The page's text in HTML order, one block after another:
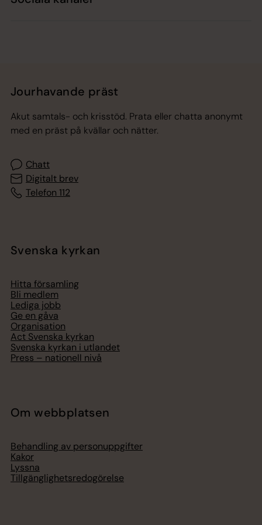
Jourhavande präst
Akut samtals- och krisstöd. Prata eller chatta anonymt
med en präst på kvällar och nätter.
Chatt
Digitalt brev
Telefon 112
Svenska kyrkan
Hitta församling
Bli medlem
Lediga jobb
Ge en gåva
Organisation
Act Svenska kyrkan
Svenska kyrkan i utlandet
Press – nationell nivå
Om webbplatsen
Behandling av personuppgifter
Kakor
Lyssna
Tillgänglighetsredogörelse